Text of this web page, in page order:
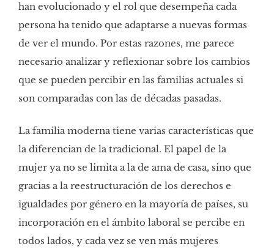
han evolucionado y el rol que desempeña cada
persona ha tenido que adaptarse a nuevas formas
de ver el mundo. Por estas razones, me parece
necesario analizar y reflexionar sobre los cambios
que se pueden percibir en las familias actuales si
son comparadas con las de décadas pasadas.
La familia moderna tiene varias características que
la diferencian de la tradicional. El papel de la
mujer ya no se limita a la de ama de casa, sino que
gracias a la reestructuración de los derechos e
igualdades por género en la mayoría de países, su
incorporación en el ámbito laboral se percibe en
todos lados, y cada vez se ven más mujeres